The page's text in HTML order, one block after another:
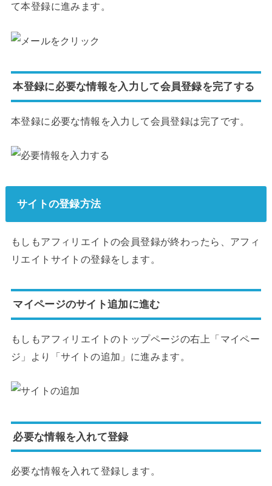
て本登録に進みます。
本登録に必要な情報を入力して会員登録を完了する
本登録に必要な情報を入力して会員登録は完了です。
サイトの登録方法
もしもアフィリエイトの会員登録が終わったら、アフィ
リエイトサイトの登録をします。
マイページのサイト追加に進む
もしもアフィリエイトのトップページの右上「マイペー
ジ」より「サイトの追加」に進みます。
必要な情報を入れて登録
必要な情報を入れて登録します。